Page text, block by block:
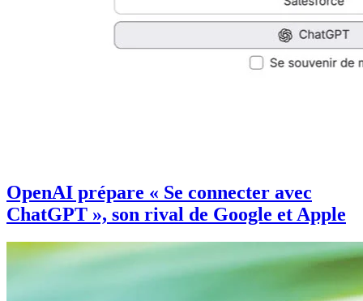
OpenAI prépare « Se connecter avec
ChatGPT », son rival de Google et Apple